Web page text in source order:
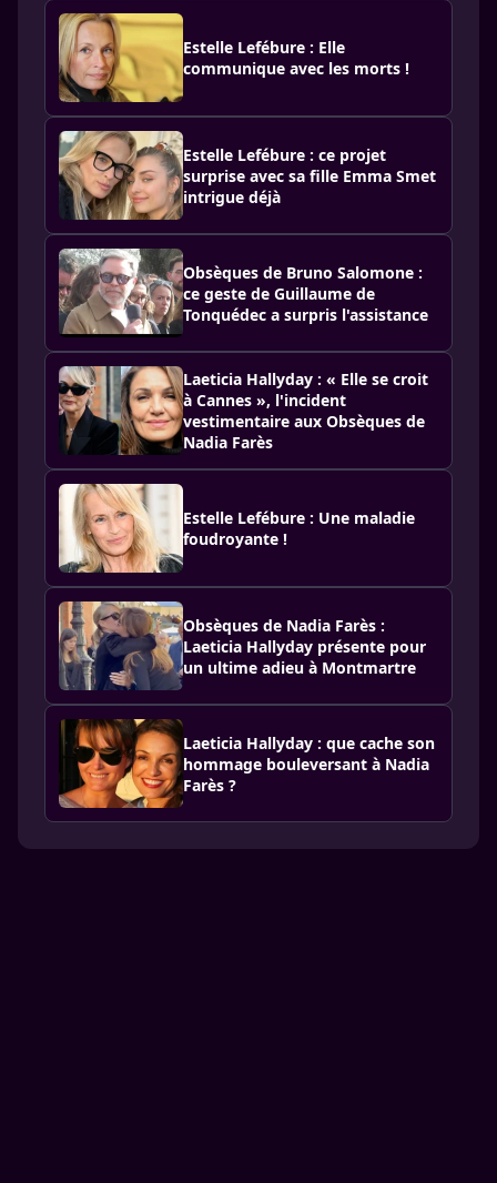
Estelle Lefébure : Elle
communique avec les morts !
Estelle Lefébure : ce projet
surprise avec sa fille Emma Smet
intrigue déjà
Obsèques de Bruno Salomone :
ce geste de Guillaume de
Tonquédec a surpris l'assistance
Laeticia Hallyday : « Elle se croit
à Cannes », l'incident
vestimentaire aux Obsèques de
Nadia Farès
Estelle Lefébure : Une maladie
foudroyante !
Obsèques de Nadia Farès :
Laeticia Hallyday présente pour
un ultime adieu à Montmartre
Laeticia Hallyday : que cache son
hommage bouleversant à Nadia
Farès ?